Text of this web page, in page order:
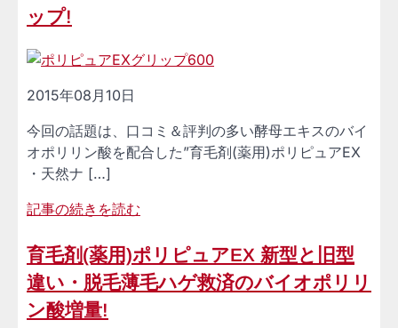
ップ!
2015年08月10日
今回の話題は、口コミ＆評判の多い酵母エキスのバイ
オポリリン酸を配合した”育毛剤(薬用)ポリピュアEX
・天然ナ […]
記事の続きを読む
育毛剤(薬用)ポリピュアEX 新型と旧型
違い・脱毛薄毛ハゲ救済のバイオポリリ
ン酸増量!